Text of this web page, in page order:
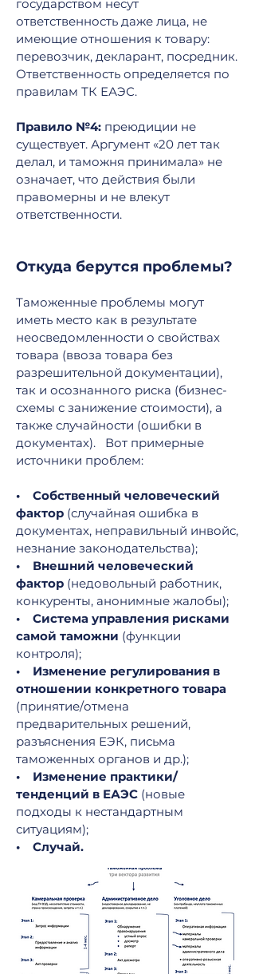
государством несут
ответственность даже лица, не
имеющие отношения к товару:
перевозчик, декларант, посредник.
Ответственность определяется по
правилам ТК ЕАЭС.
Правило №4: преюдиции не
существует. Аргумент «20 лет так
делал, и таможня принимала» не
означает, что действия были
правомерны и не влекут
ответственности.
Откуда берутся проблемы?
Таможенные проблемы могут
иметь место как в результате
неосведомленности о свойствах
товара (ввоза товара без
разрешительной документации),
так и осознанного риска (бизнес-
схемы с занижение стоимости), а
также случайности (ошибки в
документах). Вот примерные
источники проблем:
• Собственный человеческий
фактор (случайная ошибка в
документах, неправильный инвойс,
незнание законодательства);
• Внешний человеческий
фактор (недовольный работник,
конкуренты, анонимные жалобы);
• Система управления рисками
самой таможни (функции
контроля);
• Изменение регулирования в
отношении конкретного товара
(принятие/отмена
предварительных решений,
разъяснения ЕЭК, письма
таможенных органов и др.);
• Изменение практики/
тенденций в ЕАЭС (новые
подходы к нестандартным
ситуациям);
• Случай.